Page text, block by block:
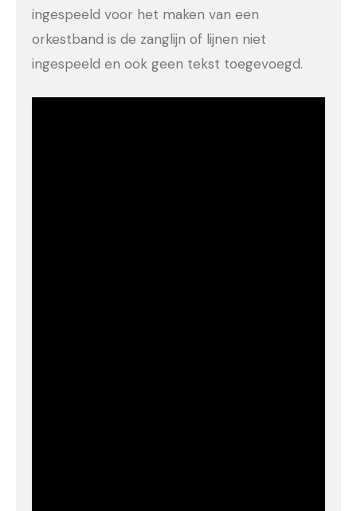
ingespeeld voor het maken van een
orkestband is de zanglijn of lijnen niet
ingespeeld en ook geen tekst toegevoegd.